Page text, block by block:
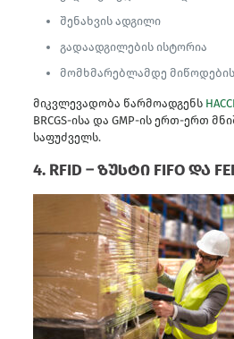
შენახვის ადგილი
გადაადგილების ისტორია
მომხმარებლამდე მიწოდების
მიკვლევადობა წარმოადგენს
BRCGS-ისა და GMP-ის ერთ-ერთ
საფუძველს.
4. RFID – ზუსტი FIFO და